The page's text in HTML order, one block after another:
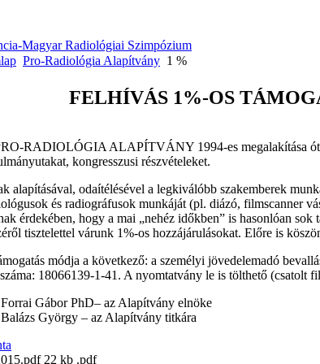
Magyar Radiológiai Szimpózium
Pro-Radiológia Alapítvány 1 %
FELHÍVÁS 1%-OS
RADIOLÓGIA ALAPÍTVÁNY 1994-es megalakítása óta
kongresszusi részvételeket.
alapításával, odaítélésével a legkiválóbb szakemberek
és radiográfusok munkáját (pl. diázó, filmscanner
érdekében, hogy a mai „nehéz időkben” is hasonlóan
tisztelettel várunk 1%-os hozzájárulásokat. Előre is
módja a következő: a személyi jövedelemadó
18066139-1-41. A nyomtatvány le is tölthető (csatolt
Gábor PhD– az Alapítvány elnöke
György – az Alapítvány titkára
22 kb .pdf